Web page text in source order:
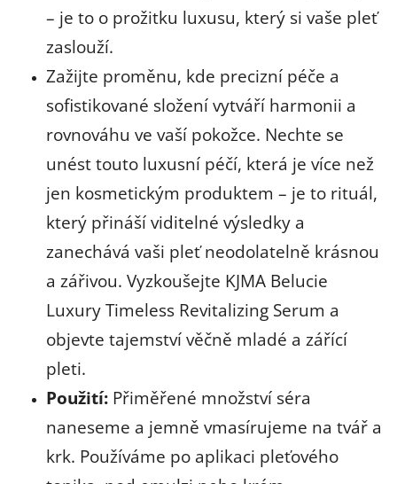
– je to o prožitku luxusu, který si vaše pleť
zaslouží.
Zažijte proměnu, kde precizní péče a
sofistikované složení vytváří harmonii a
rovnováhu ve vaší pokožce. Nechte se
unést touto luxusní péčí, která je více než
jen kosmetickým produktem – je to rituál,
který přináší viditelné výsledky a
zanechává vaši pleť neodolatelně krásnou
a zářivou. Vyzkoušejte KJMA Belucie
Luxury Timeless Revitalizing Serum a
objevte tajemství věčně mladé a zářící
pleti.
Použití: Přiměřené množství séra
naneseme a jemně vmasírujeme na tvář a
krk. Používáme po aplikaci pleťového